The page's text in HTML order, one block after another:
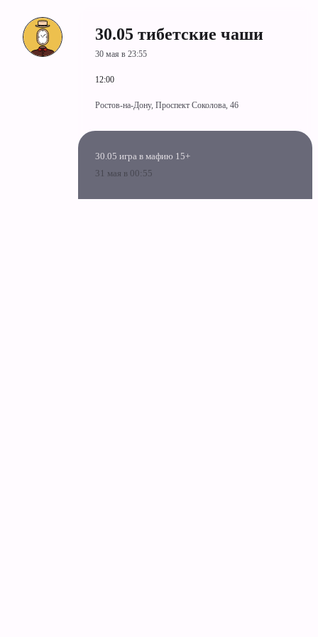
30.05 тибетские чаши
30 мая в 23:55
12:00
Ростов-на-Дону, Проспект Соколова, 46
30.05 игра в мафию 15+
31 мая в 00:55